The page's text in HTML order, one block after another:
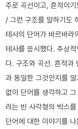
주로 곡선이고, 흔적이
/ 그런 구조를 말하기
테사의 단어가 바르바라
테사를 응시했다. 추상
다. 구조와 곡선. 흔적과
과 동일한 그것인지를
없이 단어를 생각하고
라는 빈 사각형의 박스
단어에 대한 이야기를